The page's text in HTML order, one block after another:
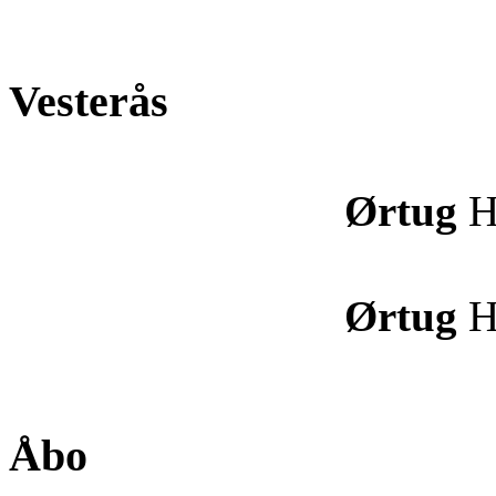
Vesterås
Ørtug
Ørtug
Åbo